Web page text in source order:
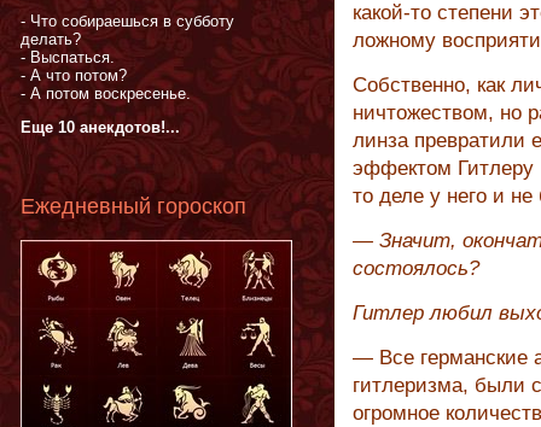
какой-то степени
ложному
Собственно, как
ничтожеством, но
линза превратили
эффектом Гитлеру
то деле у него и
— Значит,
состоялось?
Гитлер любил
— Все германские
гитлеризма, были
огромное
- Что собираешься в субботу
делать?
- Выспаться.
- А что потом?
- А потом воскресенье.
Еще 10 анекдотов!...
Ежедневный гороскоп